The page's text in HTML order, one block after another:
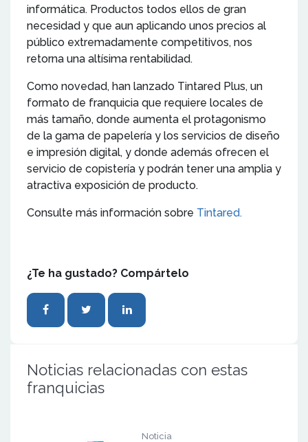
informática. Productos todos ellos de gran
necesidad y que aun aplicando unos precios al
público extremadamente competitivos, nos
retorna una altísima rentabilidad.
Como novedad, han lanzado Tintared Plus, un
formato de franquicia que requiere locales de
más tamaño, donde aumenta el protagonismo
de la gama de papelería y los servicios de diseño
e impresión digital, y donde además ofrecen el
servicio de copistería y podrán tener una amplia y
atractiva exposición de producto.
Consulte más información sobre Tintared.
¿Te ha gustado? Compártelo
Noticias relacionadas con estas
franquicias
Noticia